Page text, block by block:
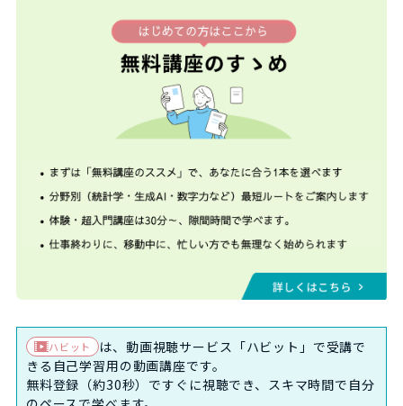
ハビット
は、動画視聴サービス「ハビット」で受講で
きる自己学習用の動画講座です。
無料登録（約30秒）ですぐに視聴でき、スキマ時間で自分